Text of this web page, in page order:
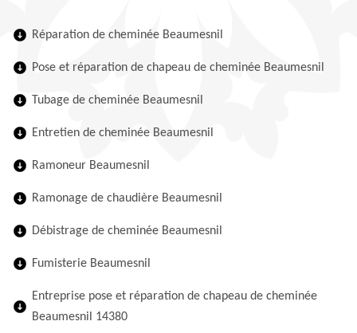
Réparation de cheminée Beaumesnil
Pose et réparation de chapeau de cheminée Beaumesnil
Tubage de cheminée Beaumesnil
Entretien de cheminée Beaumesnil
Ramoneur Beaumesnil
Ramonage de chaudière Beaumesnil
Débistrage de cheminée Beaumesnil
Fumisterie Beaumesnil
Entreprise pose et réparation de chapeau de cheminée
Beaumesnil 14380